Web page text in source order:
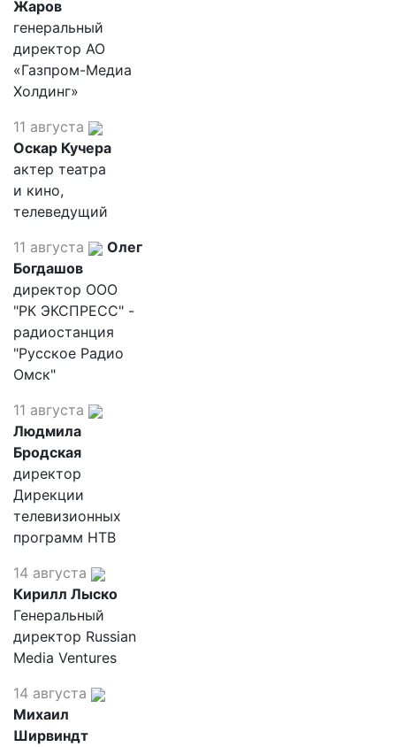
Жаров
генеральный
директор АО
«Газпром-Медиа
Холдинг»
11 августа
Оскар Кучера
актер театра
и кино,
телеведущий
11 августа
Олег
Богдашов
директор ООО
"РК ЭКСПРЕСС" -
радиостанция
"Русское Радио
Омск"
11 августа
Людмила
Бродская
директор
Дирекции
телевизионных
программ НТВ
14 августа
Кирилл Лыско
Генеральный
директор Russian
Media Ventures
14 августа
Михаил
Ширвиндт